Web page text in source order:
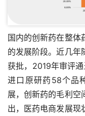
国内的创新药在整体
的发展阶段。近几年
获批，2019年审评
进口原研药58个品
展，创新药的毛利空
出，医药电商发展现